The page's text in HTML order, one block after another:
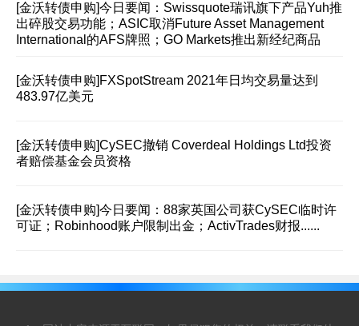
[金沃转债申购]今日要闻：Swissquote瑞讯旗下产品Yuh推
出碎股交易功能；ASIC取消Future Asset Management
International的AFS牌照；GO Markets推出新经纪商品
[金沃转债申购] FXSpotStream 2021年日均交易量达到
483.97亿美元
[金沃转债申购]CySEC撤销 Coverdeal Holdings Ltd投资
者赔偿基金会员资格
[金沃转债申购]今日要闻：88家英国公司获CySEC临时许
可证；Robinhood账户限制出金；ActivTrades财报......